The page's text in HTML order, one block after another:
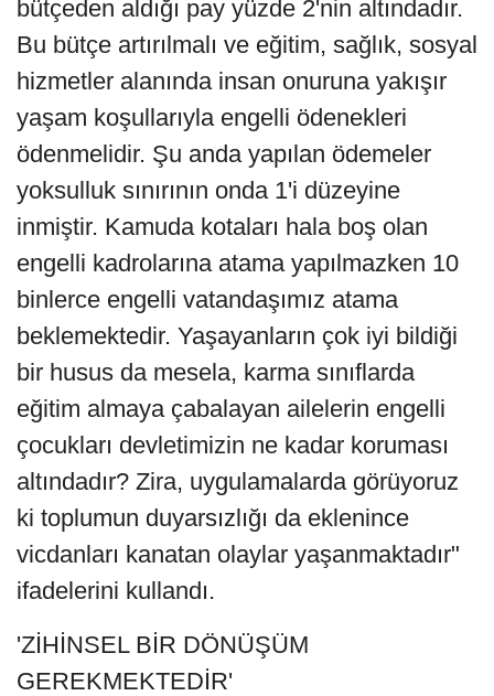
bütçeden aldığı pay yüzde 2'nin altındadır.
Bu bütçe artırılmalı ve eğitim, sağlık, sosyal
hizmetler alanında insan onuruna yakışır
yaşam koşullarıyla engelli ödenekleri
ödenmelidir. Şu anda yapılan ödemeler
yoksulluk sınırının onda 1'i düzeyine
inmiştir. Kamuda kotaları hala boş olan
engelli kadrolarına atama yapılmazken 10
binlerce engelli vatandaşımız atama
beklemektedir. Yaşayanların çok iyi bildiği
bir husus da mesela, karma sınıflarda
eğitim almaya çabalayan ailelerin engelli
çocukları devletimizin ne kadar koruması
altındadır? Zira, uygulamalarda görüyoruz
ki toplumun duyarsızlığı da eklenince
vicdanları kanatan olaylar yaşanmaktadır"
ifadelerini kullandı.
'ZİHİNSEL BİR DÖNÜŞÜM
GEREKMEKTEDİR'